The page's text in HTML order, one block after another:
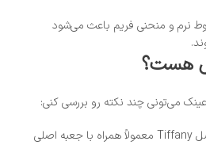
نرم و منحنی فریم باعث می‌شود
هست؟
می‌تونی چند نکته رو بررسی کنی:
عینک اصل Tiffany معمولاً همراه با جعبه اصلی